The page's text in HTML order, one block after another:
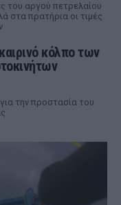
του αργού πετρελαίου
στα πρατήρια οι τιμές
κόλπο των
την προστασία του